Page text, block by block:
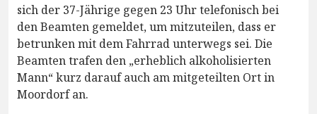
sich der 37-Jährige gegen 23 Uhr telefonisch bei
den Beamten gemeldet, um mitzuteilen, dass er
betrunken mit dem Fahrrad unterwegs sei. Die
Beamten trafen den „erheblich alkoholisierten
Mann“ kurz darauf auch am mitgeteilten Ort in
Moordorf an.